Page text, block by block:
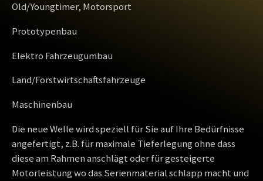
Old/Youngtimer, Motorsport
Prototypenbau
Elektro Fahrzeugumbau
Land/Forstwirtschaftsfahrzeuge
Maschinenbau
Die neue Welle wird speziell für Sie auf Ihre Bedürfnisse
angefertigt, z.B. für maximale Tieferlegung ohne dass
diese am Rahmen anschlägt oder für gesteigerte
Motorleistung wo das Serienmaterial schlapp macht und